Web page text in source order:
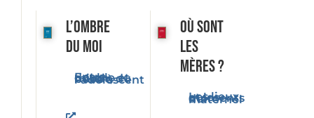
L’ombre
du moi
Entre double et miroir, du bébé à l'adolescent
Où sont
les
mères ?
Les lieux et les moments du maternel